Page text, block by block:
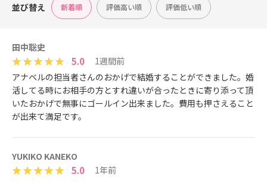
並び替え 新着順 評価高い順 評価低い順
田中聡史
5.0
1週間前
アナベルの担当者さんのおかげで結婚することができました。婚
活してる時にお相手の方とすれ違いが合ったときに寄り添って頂
いたおかげで無事にゴールイン出来ました。費用も押さえること
が出来て満足です。
YUKIKO KANEKO
5.0 1年前